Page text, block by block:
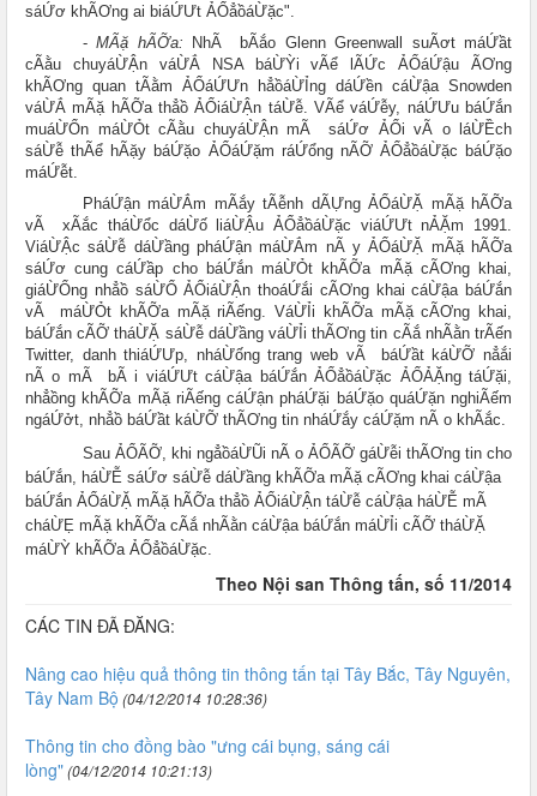
sáỨơ khÃƠng ai biáỨƯt ẢỔẳồáỪặc".
-MÃặ hÃỠa: NhÃ bÃắo Glenn Greenwall suÃơt máỨầt
cÃằu chuyáỪẬn váỪẮ NSA báỪỲi vÃể lÃỨc ẢỔáỨậu ÃƠng
khÃƠng quan tÃằm ẢỔáỨƯn hẳồáỪỈng dáỨền cáỪậa Snowden
váỪẮ mÃặ hÃỠa thẳồ ẢỔiáỪẬn táỪễ. VÃể váỨễy, náỨƯu báỨắn
muáỪỔn máỪỎt cÃằu chuyáỪẬn mÃ sáỨơ ẢỔi vÃ o láỪỀch
sáỪễ thÃể hÃặy báỨặo ẢỔáỨặm ráỨổng nÃỠ ẢỔẳồáỪặc báỨặo
máỨễt.
PháỨận máỪẮm mÃắy tÃễnh dÃỰng ẢỔáỪẶ mÃặ hÃỠa
vÃ xÃắc tháỪổc dáỪố liáỪẬu ẢỔẳồáỪặc viáỨƯt nẢẶm 1991.
ViáỪẬc sáỪễ dáỪầng pháỨận máỪẮm nÃ y ẢỔáỪẶ mÃặ hÃỠa
sáỨơ cung cáỨầp cho báỨắn máỪỎt khÃỠa mÃặ cÃƠng khai,
giáỪỔng nhẳồ sáỪỔ ẢỔiáỪẬn thoáỨắi cÃƠng khai cáỪậa báỨắn
vÃ máỪỎt khÃỠa mÃặ riÃếng. VáỪỈi khÃỠa mÃặ cÃƠng khai,
báỨắn cÃỠ tháỪẶ sáỪễ dáỪầng váỪỈi thÃƠng tin cÃắ nhÃằn trÃến
Twitter, danh thiáỨƯp, nháỪống trang web vÃ báỨầt káỪỠ nẳắi
nÃ o mÃ bÃ i viáỨƯt cáỪậa báỨắn ẢỔẳồáỪặc ẢỔẢẶng táỨặi,
nhẳồng khÃỠa mÃặ riÃếng cáỨận pháỨặi báỨặo quáỨặn nghiÃếm
ngáỨởt, nhẳồ báỨầt káỪỠ thÃƠng tin nháỨắy cáỨặm nÃ o khÃắc.
Sau ẢỔÃỠ, khi ngẳồáỪŨi nÃ o ẢỔÃỠ gáỪễi thÃƠng tin cho
báỨắn, háỪỄ sáỨơ sáỪễ dáỪầng khÃỠa mÃặ cÃƠng khai cáỪậa
báỨắn ẢỔáỪẶ mÃặ hÃỠa thẳồ ẢỔiáỪẬn táỪễ cáỪậa háỪỄ mÃ
cháỪẸ mÃặ khÃỠa cÃắ nhÃằn cáỪậa báỨắn máỪỈi cÃỠ tháỪẶ
máỪỲ khÃỠa ẢỔẳồáỪặc.
Theo Nội san Thông tấn, số 11/2014
CÁC TIN ĐÃ ĐĂNG:
Nâng cao hiệu quả thông tin thông tấn tại Tây Bắc, Tây Nguyên,
Tây Nam Bộ (04/12/2014 10:28:36)
Thông tin cho đồng bào "ưng cái bụng, sáng cái
lòng"(04/12/2014 10:21:13)